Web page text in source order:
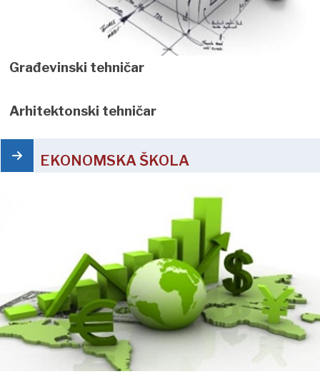
Građevinski tehničar
Arhitektonski tehničar
EKONOMSKA ŠKOLA